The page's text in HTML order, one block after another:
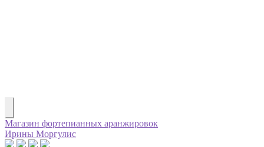
Магазин фортепианных аранжировок
Ирины Моргулис